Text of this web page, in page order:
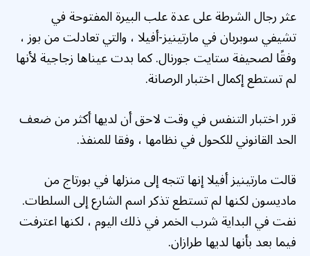
عثر رجال الشرطة على عدة علب البيرة المفتوحة في
تشيفي سوبربان في مارتينيز-أفيلا ، والتي تعادلت من بوز ،
وفقًا لصحيفة ستايت جورنال. كما بدت عيناها زجاجية لأنها
لم تستطع إكمال اختبار الرصانة.
قرر اختبار التنفس في وقت لاحق أن لديها أكثر من ضعف
الحد القانوني للكحول في نظامها ، وفقا للمنفذ.
قالت مارتينيز أفيلا إنها تتجه إلى منزلها في بورتاج من
ماديسون لكنها لم تستطع تذكر اسم الشارع إلى السلطات.
نفت في البداية شرب الخمر في ذلك اليوم ، لكنها اعترفت
فيما بعد بأنها لديها طرازان.